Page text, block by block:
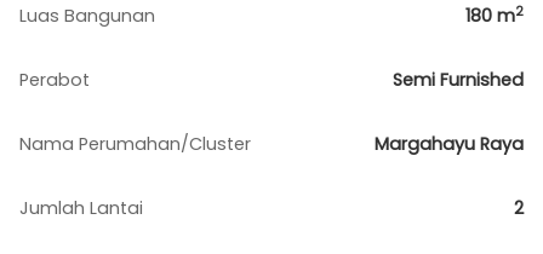
Luas Bangunan 180 m2
Perabot Semi Furnished
Nama Perumahan/Cluster Margahayu Raya
Jumlah Lantai 2